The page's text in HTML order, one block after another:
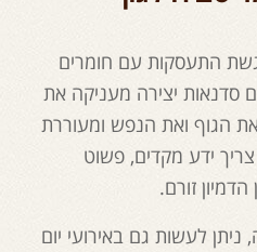
התעסקות עם חומרים
סדנאות יצירה מעניקה את
הגוף ואת הנפש ומעוררת
ידע מקדים, פשוט
זורם.
לעשות גם באירועי יום